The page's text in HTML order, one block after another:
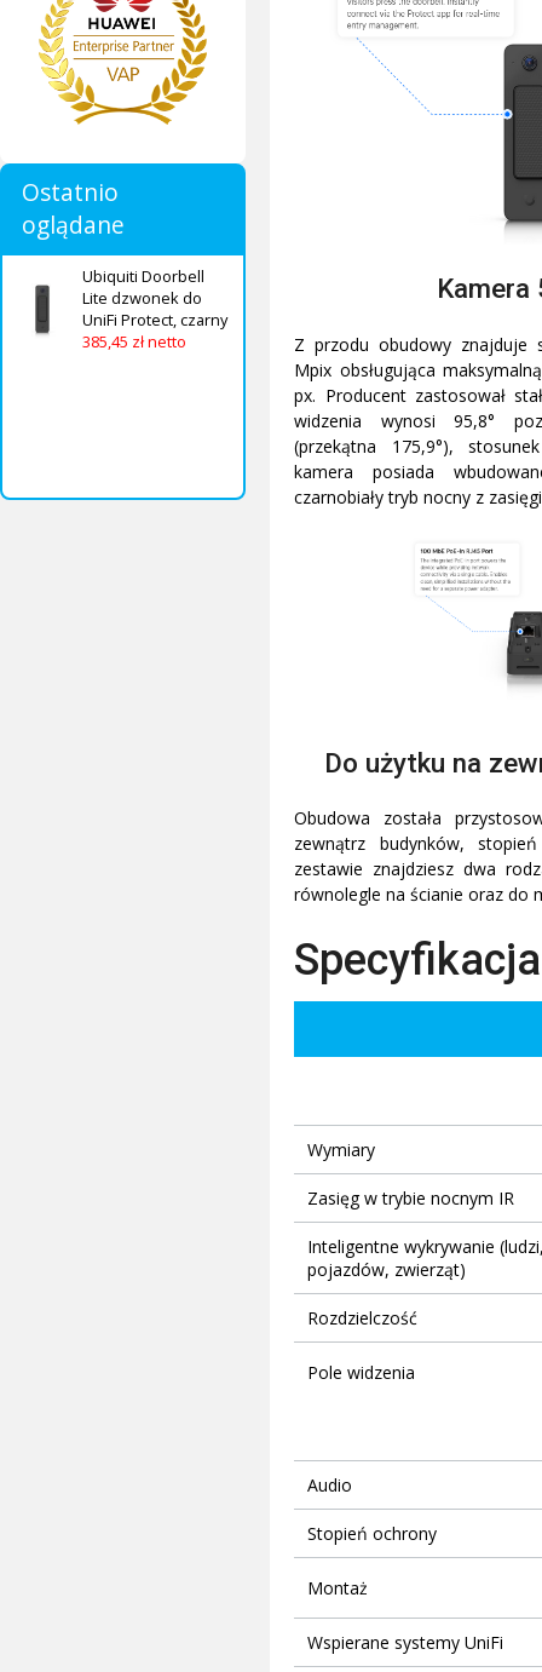
Ostatnio
oglądane
Ubiquiti Doorbell
Lite dzwonek do
UniFi Protect, czarny
385,45 zł netto
Kamera
Z przodu obudowy znajduje
Mpix obsługująca
px. Producent zastosował
widzenia wynosi 95,8°
(przekątna 175,9°),
kamera posiada
czarnobiały tryb nocny z
Do użytku na
Obudowa została
zewnątrz budynków,
zestawie znajdziesz dwa
równolegle na ścianie oraz do
Specyfikacja
Wymiary
Zasięg w trybie nocnym IR
Inteligentne wykrywanie
pojazdów, zwierząt)
Rozdzielczość
Pole widzenia
Audio
Stopień ochrony
Montaż
Wspierane systemy UniFi